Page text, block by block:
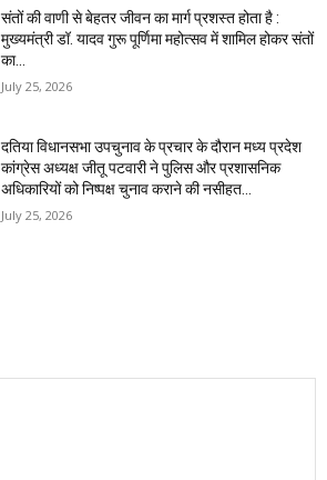
संतों की वाणी से बेहतर जीवन का मार्ग प्रशस्त होता है :
मुख्यमंत्री डॉ. यादव गुरू पूर्णिमा महोत्सव में शामिल होकर संतों
का...
July 25, 2026
दतिया विधानसभा उपचुनाव के प्रचार के दौरान मध्य प्रदेश
कांग्रेस अध्यक्ष जीतू पटवारी ने पुलिस और प्रशासनिक
अधिकारियों को निष्पक्ष चुनाव कराने की नसीहत...
July 25, 2026